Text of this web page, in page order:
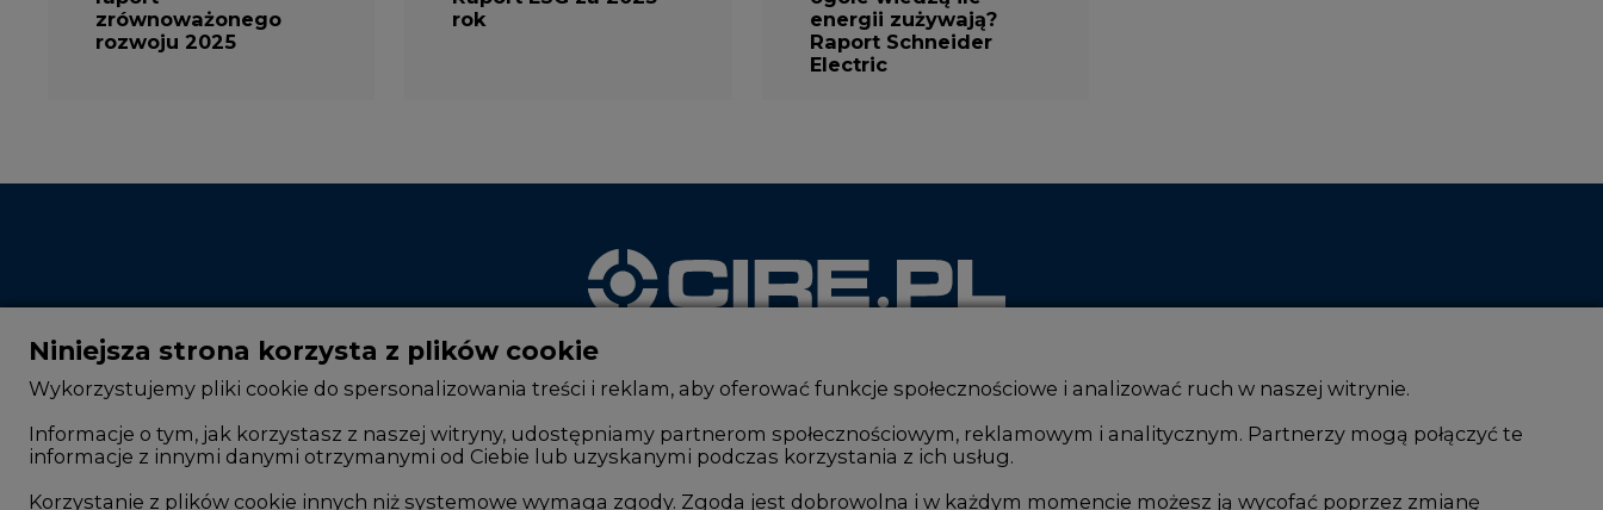
zrównoważonego
rozwoju 2025
rok
energii zużywają?
Raport Schneider
Electric
CIRE - kim jesteśmy
Reklamuj się na CIRE
Rok 2025 na CIRE
Rok 2024 na CIRE
Zmiany kadrowe na rynku
Studio CIRE
Innowacje i AI
Telekomunikacja i IT
Fotowoltaika
Niniejsza strona korzysta z plików cookie
Wykorzystujemy pliki cookie do spersonalizowania treści i reklam, aby oferować funkcje społecznościowe i analizować ruch w naszej witrynie.
Informacje o tym, jak korzystasz z naszej witryny, udostępniamy partnerom społecznościowym, reklamowym i analitycznym. Partnerzy mogą połączyć te
informacje z innymi danymi otrzymanymi od Ciebie lub uzyskanymi podczas korzystania z ich usług.
Korzystanie z plików cookie innych niż systemowe wymaga zgody. Zgoda jest dobrowolna i w każdym momencie możesz ją wycofać poprzez zmianę